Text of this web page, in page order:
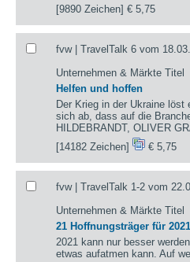
[9890 Zeichen]€ 5,75
fvw | TravelTalk 6 vom
Unternehmen & Märkte Titel
Helfen und hoffen
Der Krieg in der Ukraine
sich ab, dass auf die
HILDEBRANDT, OLIVER
[14182 Zeichen]
€ 5,75
fvw | TravelTalk 1-2 vom
Unternehmen & Märkte Titel
21 Hoffnungsträger für 2021
2021 kann nur besser
etwas aufatmen kann. Auf